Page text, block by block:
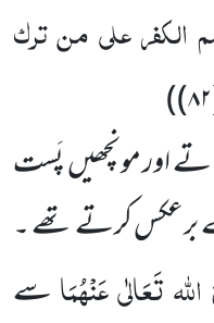
الکفر علی من ترک
)
اور مونچھیںپَست
برعکس کرتے تھے ۔
تَعَالٰی عَنْہُمَاسے